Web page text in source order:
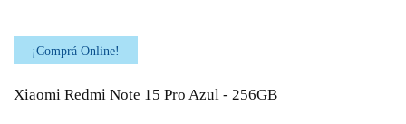
¡Comprá Online!
Xiaomi Redmi Note 15 Pro Azul - 256GB